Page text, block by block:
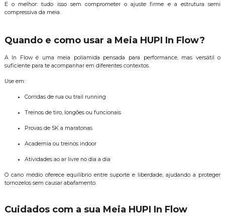
E o melhor: tudo isso sem comprometer o ajuste firme e a estrutura semi
compressiva da meia.
Quando e como usar a Meia HUPI In Flow?
A In Flow é uma meia poliamida pensada para performance, mas versátil o
suficiente para te acompanhar em diferentes contextos.
Use em:
Corridas de rua ou trail running
Treinos de tiro, longões ou funcionais
Provas de 5K a maratonas
Academia ou treinos indoor
Atividades ao ar livre no dia a dia
O cano médio oferece equilíbrio entre suporte e liberdade, ajudando a proteger
tornozelos sem causar abafamento.
Cuidados com a sua Meia HUPI In Flow